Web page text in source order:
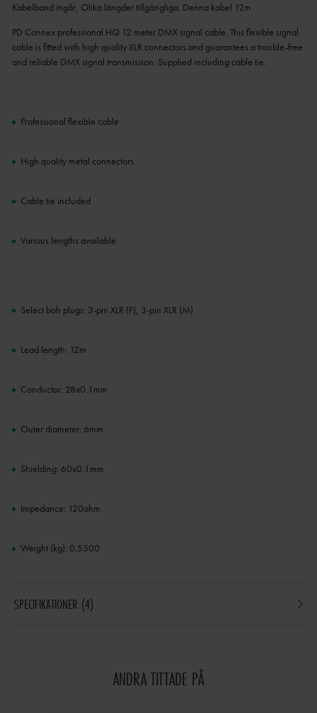
Kabelband ingår, Olika längder tillgängliga. Denna kabel 12m
PD Connex professional HQ 12 meter DMX signal cable. This flexible signal
cable is fitted with high quality XLR connectors and guarantees a trouble-free
and reliable DMX signal transmission. Supplied including cable tie.
Professional flexible cable
High quality metal connectors
Cable tie included
Various lengths available
Select boh plugs: 3-pin XLR (F), 3-pin XLR (M)
Lead length: 12m
Conductor: 28x0.1mm
Outer diameter: 6mm
Shielding: 60x0.1mm
Impedance: 120ohm
Weight (kg): 0.5500
SPECIFIKATIONER 4
ANDRA TITTADE PÅ